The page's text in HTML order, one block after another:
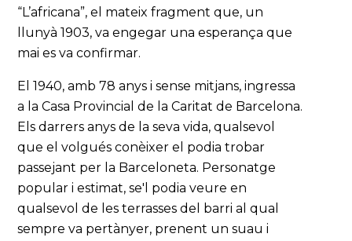
“L’africana”, el mateix fragment que, un
llunyà 1903, va engegar una esperança que
mai es va confirmar.
El 1940, amb 78 anys i sense mitjans, ingressa
a la Casa Provincial de la Caritat de Barcelona.
Els darrers anys de la seva vida, qualsevol
que el volgués conèixer el podia trobar
passejant per la Barceloneta. Personatge
popular i estimat, se'l podia veure en
qualsevol de les terrasses del barri al qual
sempre va pertànyer, prenent un suau i